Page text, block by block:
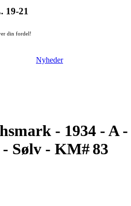
19-21
din fordel!
Nyheder
- 1934 - A
Sølv - KM# 83